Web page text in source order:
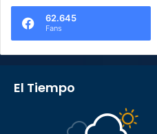
62.645
Fans
El Tiempo